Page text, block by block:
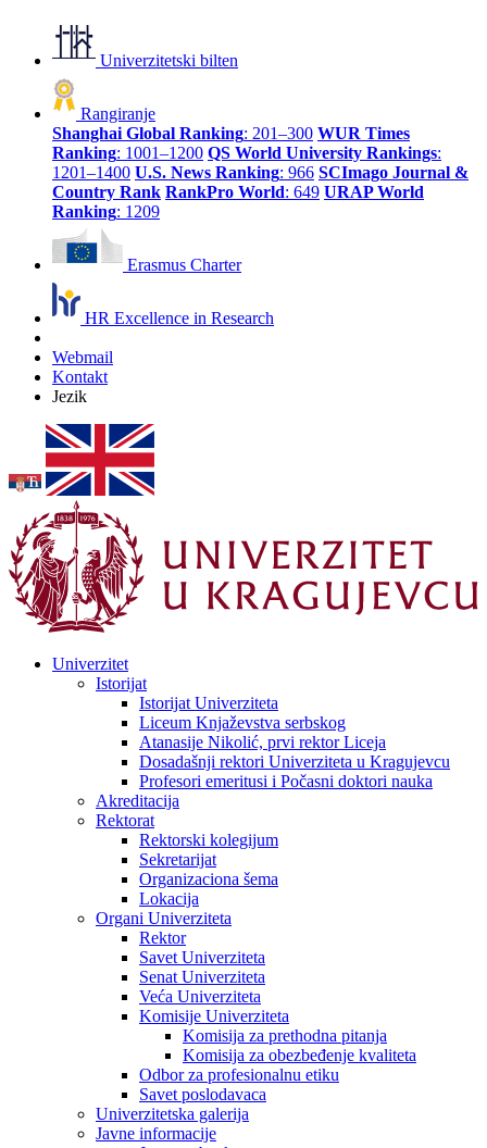
Univerzitetski bilten
Rangiranje
Shanghai Global Ranking: 201–300 WUR Times
Ranking: 1001–1200 QS World University Rankings:
1201–1400 U.S. News Ranking: 966 SCImago Journal &
Country Rank RankPro World: 649 URAP World
Ranking: 1209
Erasmus Charter
HR Excellence in Research
Webmail
Kontakt
Jezik
Univerzitet
Istorijat
Istorijat Univerziteta
Liceum Knjaževstva serbskog
Atanasije Nikolić, prvi rektor Liceja
Dosadašnji rektori Univerziteta u Kragujevcu
Profesori emeritusi i Počasni doktori nauka
Akreditacija
Rektorat
Rektorski kolegijum
Sekretarijat
Organizaciona šema
Lokacija
Organi Univerziteta
Rektor
Savet Univerziteta
Senat Univerziteta
Veća Univerziteta
Komisije Univerziteta
Komisija za prethodna pitanja
Komisija za obezbeđenje kvaliteta
Odbor za profesionalnu etiku
Savet poslodavaca
Univerzitetska galerija
Javne informacije